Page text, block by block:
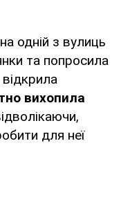
одній з вулиць
та попросила
вихопила
для неї